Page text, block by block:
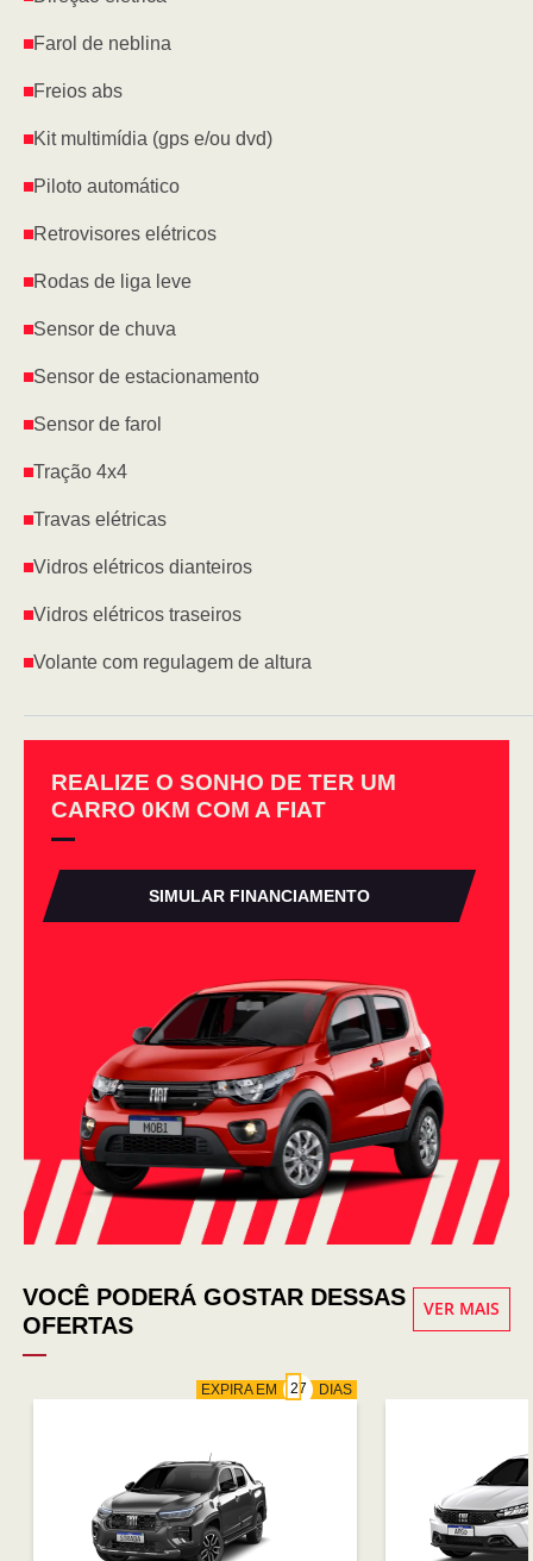
Farol de neblina
Freios abs
Kit multimídia (gps e/ou dvd)
Piloto automático
Retrovisores elétricos
Rodas de liga leve
Sensor de chuva
Sensor de estacionamento
Sensor de farol
Tração 4x4
Travas elétricas
Vidros elétricos dianteiros
Vidros elétricos traseiros
Volante com regulagem de altura
REALIZE O SONHO DE TER UM
CARRO 0KM COM A FIAT
SIMULAR FINANCIAMENTO
VOCÊ PODERÁ GOSTAR DESSAS
OFERTAS
VER MAIS
EXPIRA EM DIAS